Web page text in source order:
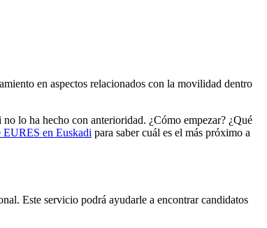
en aspectos relacionados con la movilidad dentro
lo ha hecho con anterioridad. ¿Cómo empezar? ¿Qué
EURES en Euskadi para saber cuál es el más próximo a
Este servicio podrá ayudarle a encontrar candidatos